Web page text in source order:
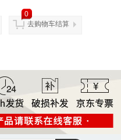
0
去购物车结算